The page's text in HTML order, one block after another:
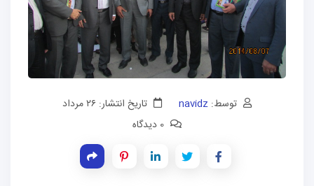
توسط: navidz
تاریخ انتشار: ۲۶ مرداد